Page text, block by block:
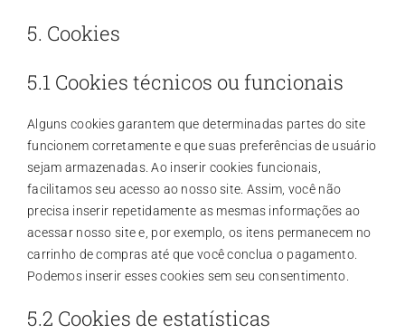
5. Cookies
5.1 Cookies técnicos ou funcionais
Alguns cookies garantem que determinadas partes do site
funcionem corretamente e que suas preferências de usuário
sejam armazenadas. Ao inserir cookies funcionais,
facilitamos seu acesso ao nosso site. Assim, você não
precisa inserir repetidamente as mesmas informações ao
acessar nosso site e, por exemplo, os itens permanecem no
carrinho de compras até que você conclua o pagamento.
Podemos inserir esses cookies sem seu consentimento.
5.2 Cookies de estatísticas